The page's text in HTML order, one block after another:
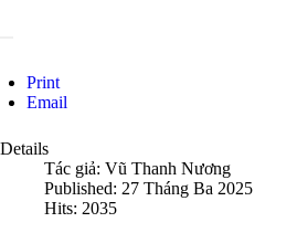
Print
Email
Details
Tác giả: Vũ Thanh Nương
Published: 27 Tháng Ba 2025
Hits: 2035